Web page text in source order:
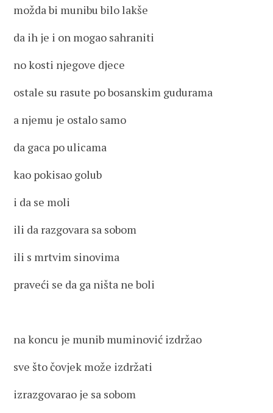
možda bi munibu bilo lakše
da ih je i on mogao sahraniti
no kosti njegove djece
ostale su rasute po bosanskim gudurama
a njemu je ostalo samo
da gaca po ulicama
kao pokisao golub
i da se moli
ili da razgovara sa sobom
ili s mrtvim sinovima
praveći se da ga ništa ne boli
na koncu je munib muminović izdržao
sve što čovjek može izdržati
izrazgovarao je sa sobom